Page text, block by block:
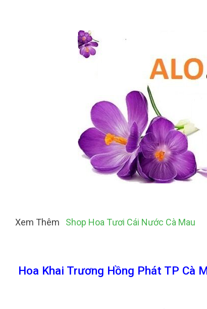
Xem Thêm Shop Hoa Tươi Cái Nước Cà Mau
Hoa Khai Trương Hồng Phát TP Cà